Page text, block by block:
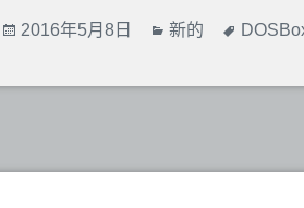
发
于
2016年5月8日
分
新的
标